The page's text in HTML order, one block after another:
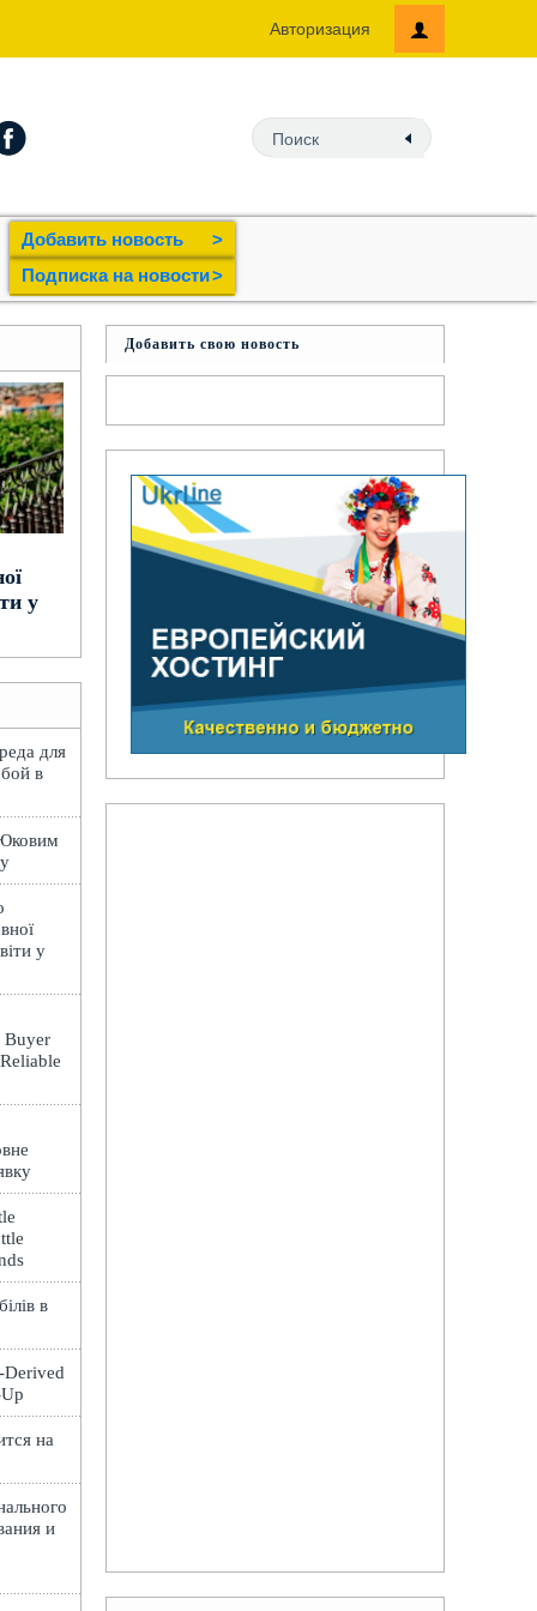
Авторизация
Добавить новость
>
Подпиcка на новости>
у
для
в
у
Buyer
в
Derived
на
и
Добавить свою новость